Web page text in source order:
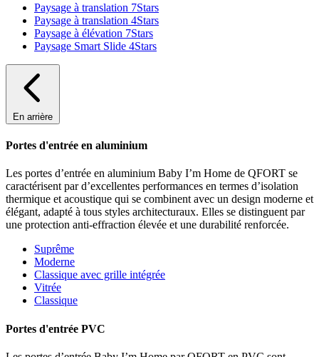
Paysage à translation 7Stars
Paysage à translation 4Stars
Paysage à élévation 7Stars
Paysage Smart Slide 4Stars
En arrière
Portes d'entrée en aluminium
Les portes d’entrée en aluminium Baby I’m Home de QFORT se
caractérisent par d’excellentes performances en termes d’isolation
thermique et acoustique qui se combinent avec un design moderne et
élégant, adapté à tous styles architecturaux. Elles se distinguent par
une protection anti-effraction élevée et une durabilité renforcée.
Suprême
Moderne
Classique avec grille intégrée
Vitrée
Classique
Portes d'entrée PVC